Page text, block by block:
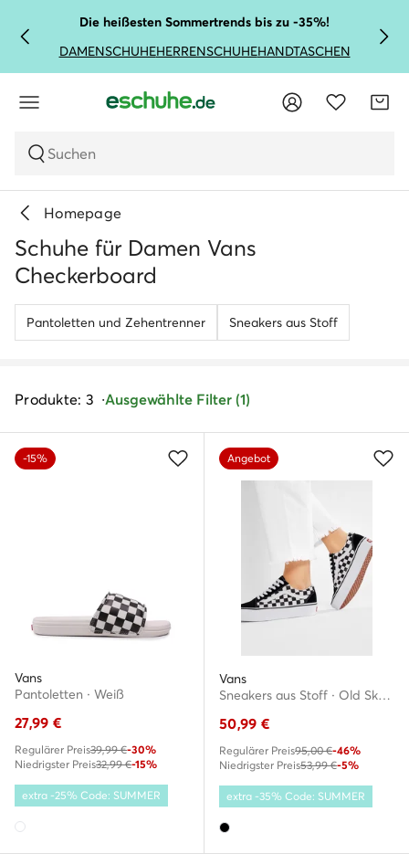
Die heißesten Sommertrends bis zu -35%!
DAMENSCHUHEHERRENSCHUHEHANDTASCHEN
Suchen
Homepage
Schuhe für Damen Vans
Checkerboard
Pantoletten und Zehentrenner Sneakers aus Stoff
Produkte: 3 Ausgewählte Filter (1)
-15%
Vans
Pantoletten · Weiß
27,99 €
Regulärer Preis39,99 €-30%
Niedrigster Preis32,99 €-15%
extra -25% Code: SUMMER
Angebot
Vans
Sneakers aus Stoff · Old Skool · Schwarz
50,99 €
Regulärer Preis95,00 €-46%
Niedrigster Preis53,99 €-5%
extra -35% Code: SUMMER